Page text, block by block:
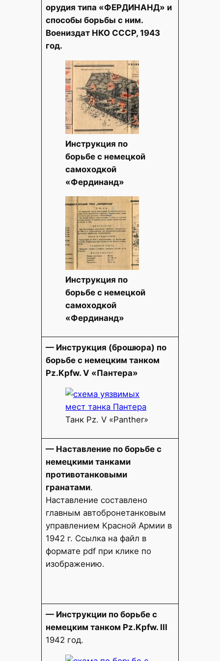
орудия типа «ФЕРДИНАНД» и
способы борьбы с ним.
Воениздат НКО СССР, 1943
год.
Инструкция по
борьбе с немецкой
самоходкой
«Фердинанд»
Инструкция по
борьбе с немецкой
самоходкой
«Фердинанд»
— Инструкция (брошюра) по
борьбе с немецким танком
Pz.Kpfw. V «Пантера»
Танк Pz. V «Panther»
— Наставление по борьбе с
немецкими танками
противотанковыми
гранатами.
Наставление составлено
главным автобронетанковым
управлением Красной Армии в
1942 г. Ссылка на файл в
формате pdf при клике по
изображению.
— Инструкции по борьбе с
немецким танком Pz.Kpfw. III
1942 год.